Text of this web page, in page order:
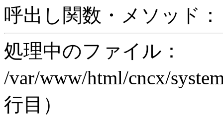
呼出し関数・メソッド：
処理中のファイル：
/var/www/html/cncx/
行目）